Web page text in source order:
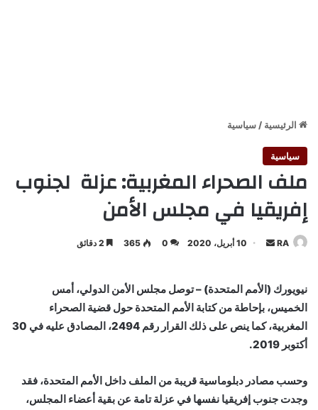
الرئيسية / سياسية
سياسية
ملف الصحراء المغربية: عزلة لجنوب
إفريقيا في مجلس الأمن
RA
أرسل 10 أبريل، 2020 0
365
نيويورك (الأمم المتحدة) – توصل مجلس الأمن الدولي، أمس
الخميس، بإحاطة من كتابة الأمم المتحدة حول قضية الصحراء
المغربية، كما ينص على ذلك القرار رقم 2494، المصادق عليه في 30
أكتوبر 2019.
وحسب مصادر دبلوماسية قريبة من الملف داخل الأمم المتحدة، فقد
وجدت جنوب إفريقيا نفسها في عزلة تامة عن بقية أعضاء المجلس،